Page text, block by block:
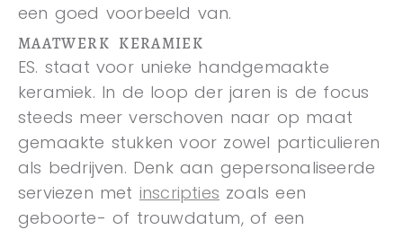
een goed voorbeeld van.
MAATWERK KERAMIEK
ES. staat voor unieke handgemaakte
keramiek. In de loop der jaren is de focus
steeds meer verschoven naar op maat
gemaakte stukken voor zowel particulieren
als bedrijven. Denk aan gepersonaliseerde
serviezen met inscripties zoals een
geboorte- of trouwdatum, of een